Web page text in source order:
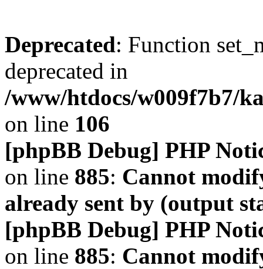
Deprecated: Function
deprecated in
/www/htdocs/w009f7b7/
on line 106
[phpBB Debug] PHP
on line 885: Cannot
already sent by (output
[phpBB Debug] PHP
on line 885: Cannot